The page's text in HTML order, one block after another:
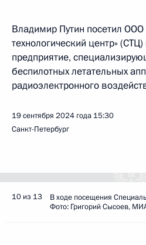
Владимир Путин посетил
технологический центр»
предприятие,
беспилотных летательных
радиоэлектронного
19 сентября 2024 года 15:30
Санкт-Петербург
10 из 13
В ходе посещения
Фото: Григорий Сысоев,